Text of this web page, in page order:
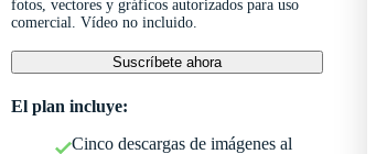
fotos, vectores y gráficos autorizados para uso
comercial. Vídeo no incluido.
Suscríbete ahora
El plan incluye:
Cinco descargas de imágenes al